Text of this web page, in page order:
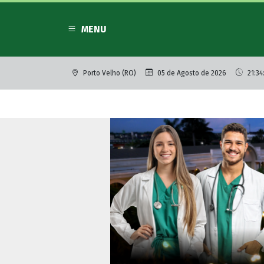
MENU
Porto Velho (RO) 05 de Agosto de 2026